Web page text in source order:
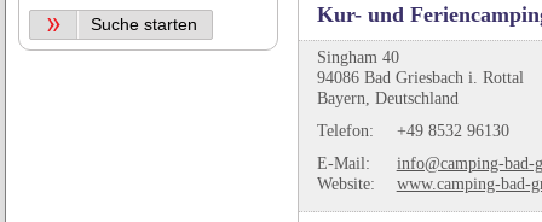
Kur- und
Singham 40
94086 Bad Griesbach i. Rottal
Bayern, Deutschland
Telefon:
+49 8532 96130
E-Mail:
info@camping-bad-
Website:
www.camping-bad-